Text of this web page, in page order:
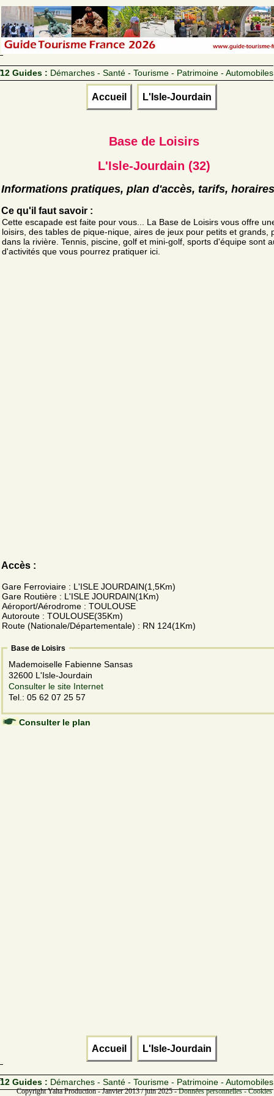
12 Guides : Démarches - Santé - Tourisme - Patrimoine - Automobiles
Accueil L'Isle-Jourdain
Base de Loisirs
L'Isle-Jourdain (32)
Informations pratiques, plan d'accès, tarifs, horaires
Ce qu'il faut savoir :
Cette escapade est faite pour vous... La Base de Loisirs vous offre
loisirs, des tables de pique-nique, aires de jeux pour petits et grands,
dans la rivière. Tennis, piscine, golf et mini-golf, sports d'équipe sont
d'activités que vous pourrez pratiquer ici.
Accès :
Gare Ferroviaire : L'ISLE JOURDAIN(1,5Km)
Gare Routière : L'ISLE JOURDAIN(1Km)
Aéroport/Aérodrome : TOULOUSE
Autoroute : TOULOUSE(35Km)
Route (Nationale/Départementale) : RN 124(1Km)
Base de Loisirs
Mademoiselle Fabienne Sansas
32600 L'Isle-Jourdain
Consulter le site Internet
Tel.: 05 62 07 25 57
Consulter le plan
Accueil L'Isle-Jourdain
12 Guides : Démarches - Santé - Tourisme - Patrimoine - Automobiles
Copyright Yalta Production - Janvier 2013 / juin 2025 -Données personnelles -